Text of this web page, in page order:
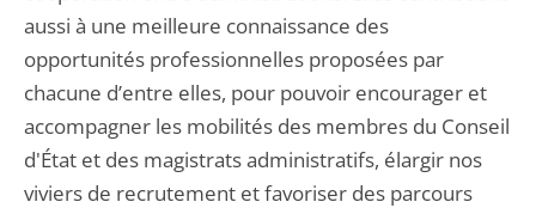
aussi à une meilleure connaissance des
opportunités professionnelles proposées par
chacune d’entre elles, pour pouvoir encourager et
accompagner les mobilités des membres du Conseil
d'État et des magistrats administratifs, élargir nos
viviers de recrutement et favoriser des parcours